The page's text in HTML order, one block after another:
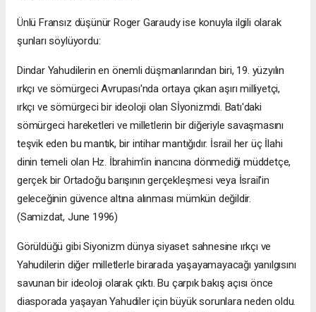
Ünlü Fransız düşünür Roger Garaudy ise konuyla ilgili olarak
şunları söylüyordu:
Dindar Yahudilerin en önemli düşmanlarından biri, 19. yüzyılın
ırkçı ve sömürgeci Avrupası'nda ortaya çıkan aşırı milliyetçi,
ırkçı ve sömürgeci bir ideoloji olan Sİyonizmdi. Batı'daki
sömürgeci hareketleri ve milletlerin bir diğeriyle savaşmasını
teşvik eden bu mantık, bir intihar mantığıdır. İsrail her üç İlahi
dinin temeli olan Hz. İbrahim'in inancına dönmediği müddetçe,
gerçek bir Ortadoğu barışının gerçekleşmesi veya İsrail'in
geleceğinin güvence altına alınması mümkün değildir.
(Samizdat, June 1996)
Görüldüğü gibi Siyonizm dünya siyaset sahnesine ırkçı ve
Yahudilerin diğer milletlerle birarada yaşayamayacağı yanılgısını
savunan bir ideoloji olarak çıktı. Bu çarpık bakış açısı önce
diasporada yaşayan Yahudiler için büyük sorunlara neden oldu.